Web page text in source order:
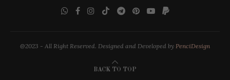
@2023 - All Right Reserved. Designed and Developed by PenciDesign
BACK TO TOP